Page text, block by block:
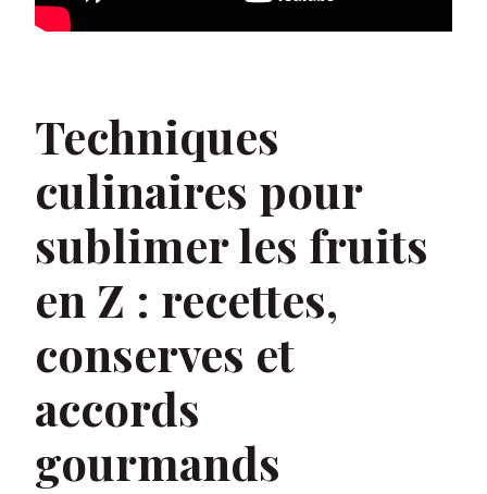
Techniques
culinaires pour
sublimer les fruits
en Z : recettes,
conserves et
accords
gourmands